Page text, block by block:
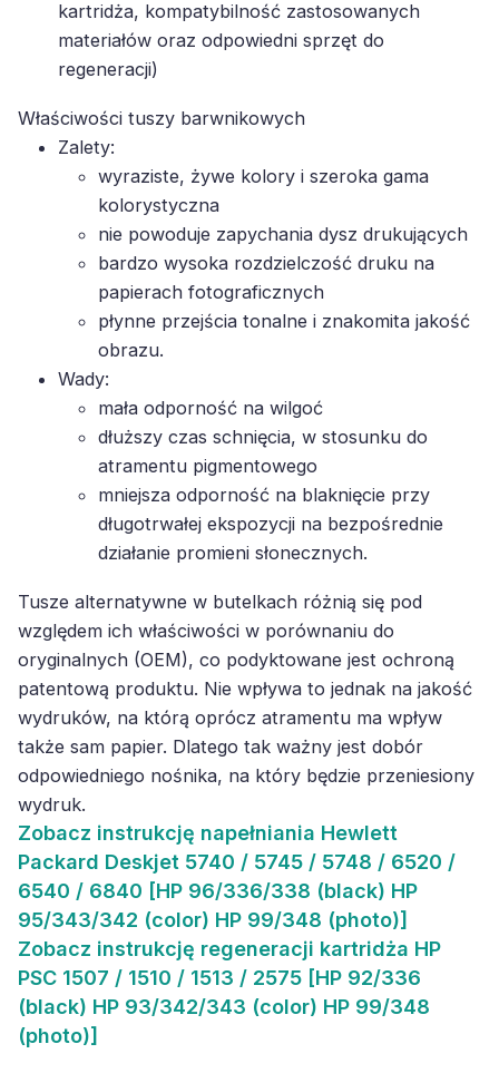
kartridża, kompatybilność zastosowanych
materiałów oraz odpowiedni sprzęt do
regeneracji)
Właściwości tuszy barwnikowych
Zalety:
wyraziste, żywe kolory i szeroka gama
kolorystyczna
nie powoduje zapychania dysz drukujących
bardzo wysoka rozdzielczość druku na
papierach fotograficznych
płynne przejścia tonalne i znakomita jakość
obrazu.
Wady:
mała odporność na wilgoć
dłuższy czas schnięcia, w stosunku do
atramentu pigmentowego
mniejsza odporność na blaknięcie przy
długotrwałej ekspozycji na bezpośrednie
działanie promieni słonecznych.
Tusze alternatywne w butelkach różnią się pod
względem ich właściwości w porównaniu do
oryginalnych (OEM), co podyktowane jest ochroną
patentową produktu. Nie wpływa to jednak na jakość
wydruków, na którą oprócz atramentu ma wpływ
także sam papier. Dlatego tak ważny jest dobór
odpowiedniego nośnika, na który będzie przeniesiony
wydruk.
Zobacz instrukcję napełniania Hewlett
Packard Deskjet 5740 / 5745 / 5748 / 6520 /
6540 / 6840 [HP 96/336/338 (black) HP
95/343/342 (color) HP 99/348 (photo)]
Zobacz instrukcję regeneracji kartridża HP
PSC 1507 / 1510 / 1513 / 2575 [HP 92/336
(black) HP 93/342/343 (color) HP 99/348
(photo)]